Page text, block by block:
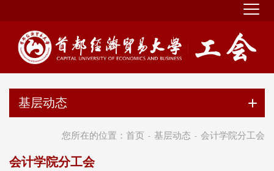
基层动态
您所在的位置： 首页 - 基层动态 - 会计学院分工会
会计学院分工会